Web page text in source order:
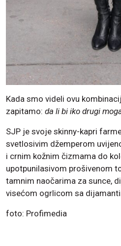
Kada smo videli ovu
zapitamo: da li bi iko drugi
SJP je svoje skinny-kapri
svetlosivim džemperom
i crnim kožnim čizmama do
upotpunilasivom prošivenom
tamnim naočarima za sunce,
visećom ogrlicom sa
foto: Profimedia